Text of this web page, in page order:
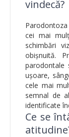
vindecă?
cei mai
schimbări
obișnuită.
ușoare,
cele mai
semnal de
identificate
Ce se